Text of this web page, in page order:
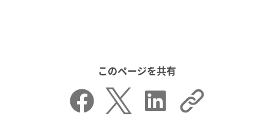
このページを共有